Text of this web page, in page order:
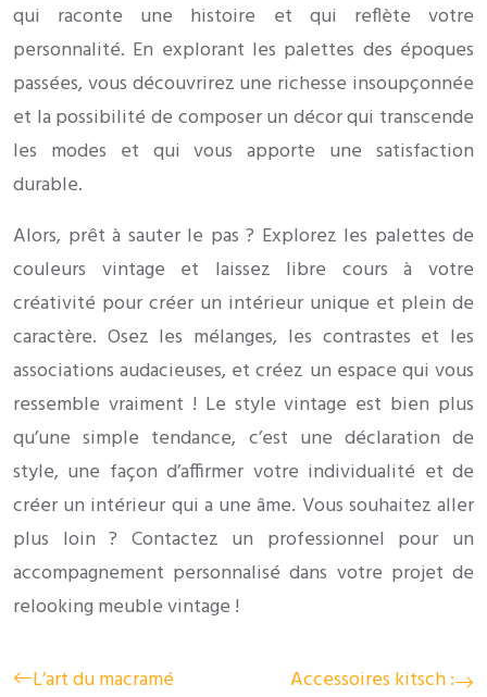
qui raconte une histoire et qui reflète votre
personnalité. En explorant les palettes des époques
passées, vous découvrirez une richesse insoupçonnée
et la possibilité de composer un décor qui transcende
les modes et qui vous apporte une satisfaction
durable.
Alors, prêt à sauter le pas ? Explorez les palettes de
couleurs vintage et laissez libre cours à votre
créativité pour créer un intérieur unique et plein de
caractère. Osez les mélanges, les contrastes et les
associations audacieuses, et créez un espace qui vous
ressemble vraiment ! Le style vintage est bien plus
qu’une simple tendance, c’est une déclaration de
style, une façon d’affirmer votre individualité et de
créer un intérieur qui a une âme. Vous souhaitez aller
plus loin ? Contactez un professionnel pour un
accompagnement personnalisé dans votre projet de
relooking meuble vintage !
L’art du macramé
Accessoires kitsch :